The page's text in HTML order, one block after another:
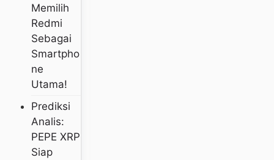
Memilih
Redmi
Sebagai
Smartpho
Ne
Utama!
Prediksi
Analis:
PEPE XRP
Siap